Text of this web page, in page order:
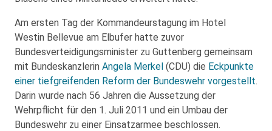
Am ersten Tag der Kommandeurstagung im Hotel
Westin Bellevue am Elbufer hatte zuvor
Bundesverteidigungsminister zu Guttenberg gemeinsam
mit Bundeskanzlerin Angela Merkel (CDU) die Eckpunkte
einer tiefgreifenden Reform der Bundeswehr vorgestellt.
Darin wurde nach 56 Jahren die Aussetzung der
Wehrpflicht für den 1. Juli 2011 und ein Umbau der
Bundeswehr zu einer Einsatzarmee beschlossen.